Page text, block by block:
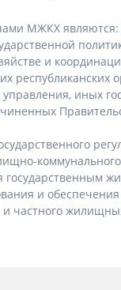
МЖКХ
и
республиканских
управления, иных
государственным
и
и частного